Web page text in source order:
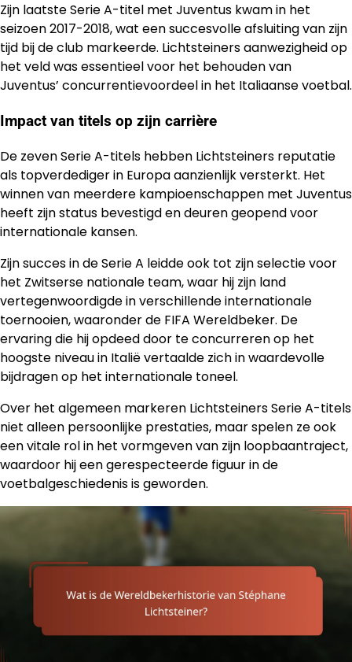
Zijn laatste Serie A-titel met Juventus kwam in het
seizoen 2017-2018, wat een succesvolle afsluiting van zijn
tijd bij de club markeerde. Lichtsteiners aanwezigheid op
het veld was essentieel voor het behouden van
Juventus’ concurrentievoordeel in het Italiaanse voetbal.
Impact van titels op zijn carrière
De zeven Serie A-titels hebben Lichtsteiners reputatie
als topverdediger in Europa aanzienlijk versterkt. Het
winnen van meerdere kampioenschappen met Juventus
heeft zijn status bevestigd en deuren geopend voor
internationale kansen.
Zijn succes in de Serie A leidde ook tot zijn selectie voor
het Zwitserse nationale team, waar hij zijn land
vertegenwoordigde in verschillende internationale
toernooien, waaronder de FIFA Wereldbeker. De
ervaring die hij opdeed door te concurreren op het
hoogste niveau in Italië vertaalde zich in waardevolle
bijdragen op het internationale toneel.
Over het algemeen markeren Lichtsteiners Serie A-titels
niet alleen persoonlijke prestaties, maar spelen ze ook
een vitale rol in het vormgeven van zijn loopbaantraject,
waardoor hij een gerespecteerde figuur in de
voetbalgeschiedenis is geworden.